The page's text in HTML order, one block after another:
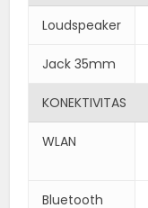
Loudspeaker
Jack 35mm
KONEKTIVITAS
WLAN
Bluetooth